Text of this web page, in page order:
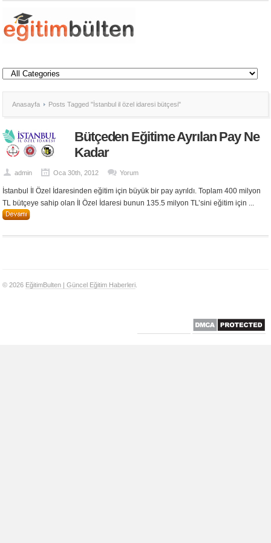
Anasayfa Posts Tagged "İstanbul il özel idaresi bütçesi"
Bütçeden Eğitime Ayrılan Pay Ne
Kadar
admin Oca 30th, 2012 Yorum
İstanbul İl Özel İdaresinden eğitim için büyük bir pay ayrıldı. Toplam 400 milyon
TL bütçeye sahip olan İl Özel İdaresi bunun 135.5 milyon TL’sini eğitim için ...
© 2026 EğitimBulten | Güncel Eğitim Haberleri